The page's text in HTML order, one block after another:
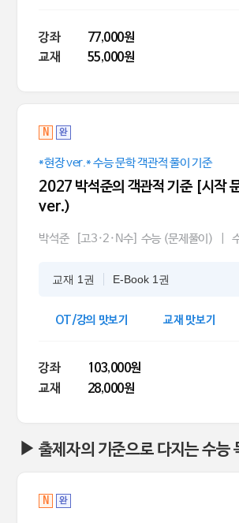
강좌
77,000원
교재
55,000원
N 완
*현장 ver.* 수능 문학 객관적 풀이 기준
2027 박석준의 객관적 기준 [시작
ver.)
박석준 [고3·2·N수] 수능 (문제풀이)
교재 1권 E-Book 1권
OT/강의 맛보기 교재 맛보기
강좌
103,000원
교재
28,000원
▶ 출제자의 기준으로 다지는 수능
N 완